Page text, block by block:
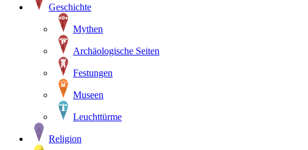
Geschichte
Mythen
Archäologische Seiten
Festungen
Museen
Leuchttürme
Religion